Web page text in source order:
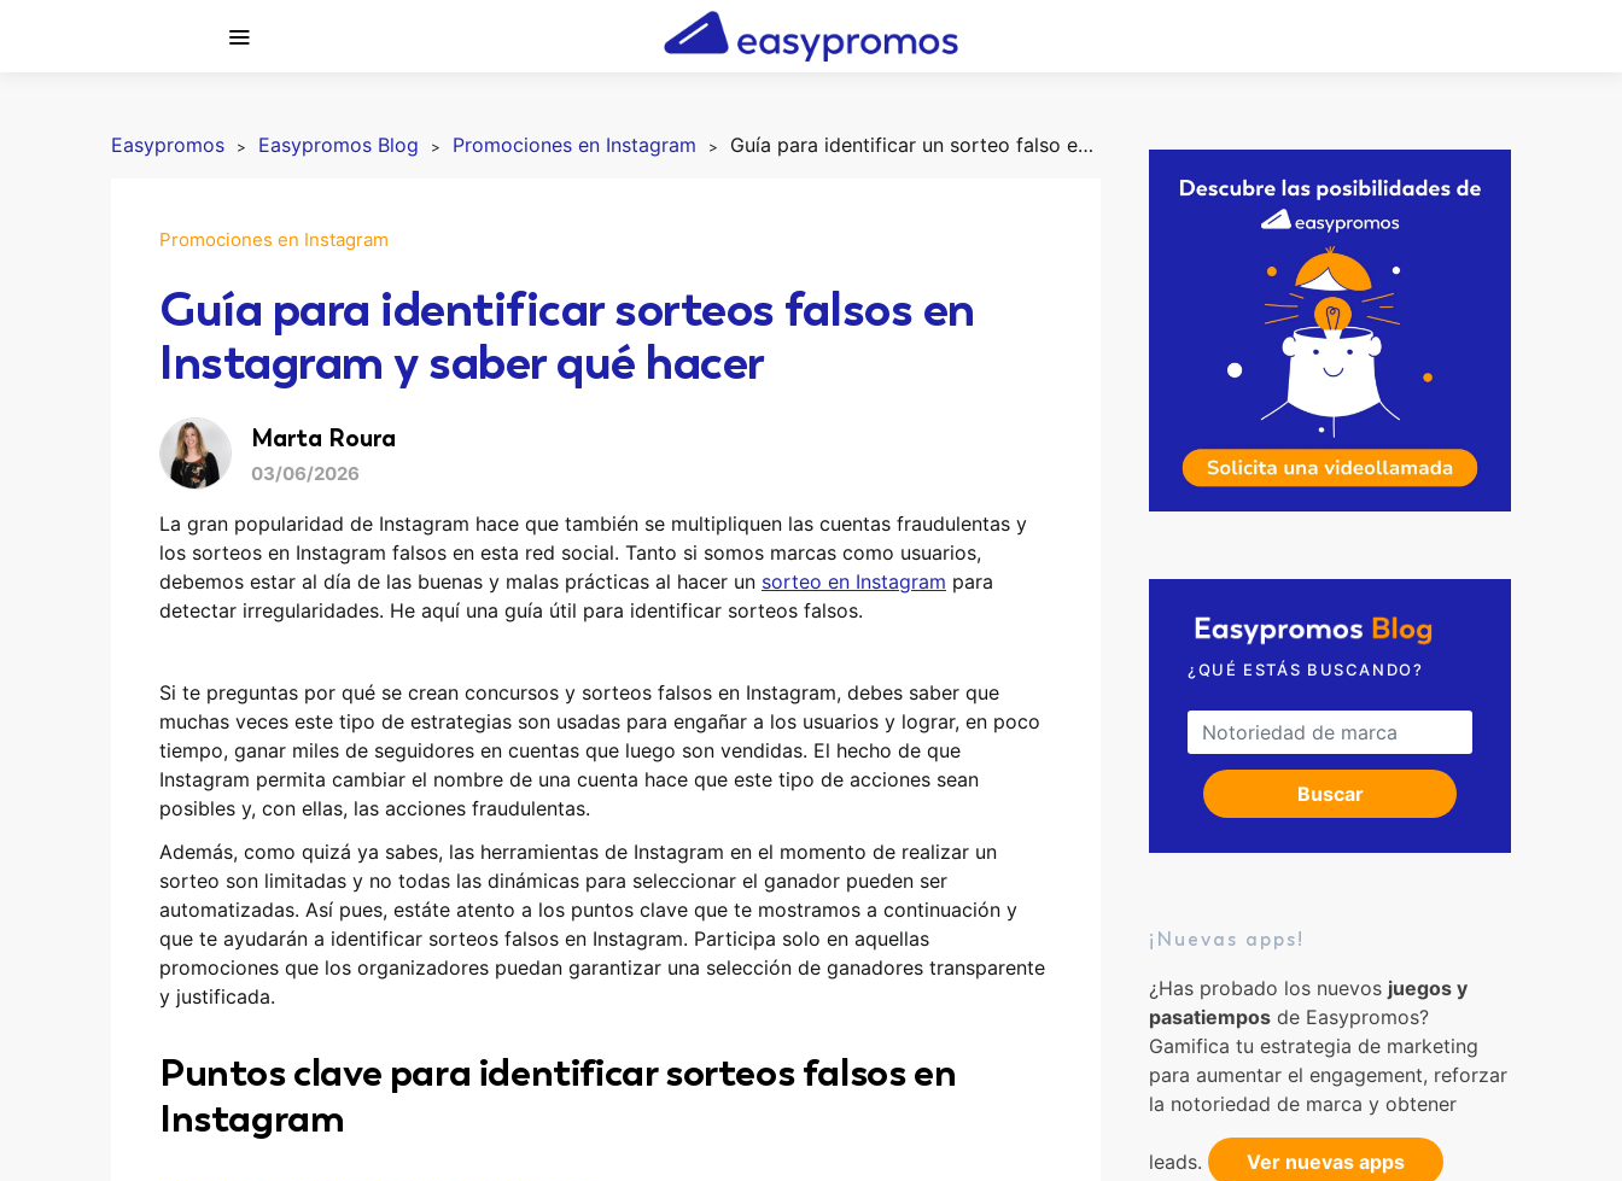
Easypromos Easypromos Blog Promociones en Instagram Guía para identificar un sorteo falso en Instagram
Promociones en Instagram
Guía para identificar sorteos falsos en
Instagram y saber qué hacer
Marta Roura
03/06/2026
La gran popularidad de Instagram hace que también se multipliquen las cuentas fraudulentas y
los sorteos en Instagram falsos en esta red social. Tanto si somos marcas como usuarios,
debemos estar al día de las buenas y malas prácticas al hacer un sorteo en Instagram para
detectar irregularidades. He aquí una guía útil para identificar sorteos falsos.
Si te preguntas por qué se crean concursos y sorteos falsos en Instagram, debes saber que
muchas veces este tipo de estrategias son usadas para engañar a los usuarios y lograr, en poco
tiempo, ganar miles de seguidores en cuentas que luego son vendidas. El hecho de que
Instagram permita cambiar el nombre de una cuenta hace que este tipo de acciones sean
posibles y, con ellas, las acciones fraudulentas.
Además, como quizá ya sabes, las herramientas de Instagram en el momento de realizar un
sorteo son limitadas y no todas las dinámicas para seleccionar el ganador pueden ser
automatizadas. Así pues, estáte atento a los puntos clave que te mostramos a continuación y
que te ayudarán a identificar sorteos falsos en Instagram. Participa solo en aquellas
promociones que los organizadores puedan garantizar una selección de ganadores transparente
y justificada.
Puntos clave para identificar sorteos falsos en
Instagram
¿QUÉ ESTÁS BUSCANDO?
Search for:
Buscar
¡Nuevas apps!
¿Has probado los nuevos juegos y
pasatiempos de Easypromos?
Gamifica tu estrategia de marketing
para aumentar el engagement, reforzar
la notoriedad de marca y obtener
leads. Ver nuevas apps